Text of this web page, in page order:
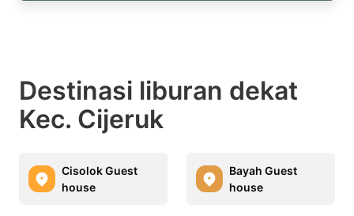
Destinasi liburan dekat
Kec. Cijeruk
Cisolok Guest
house
Bayah Guest
house